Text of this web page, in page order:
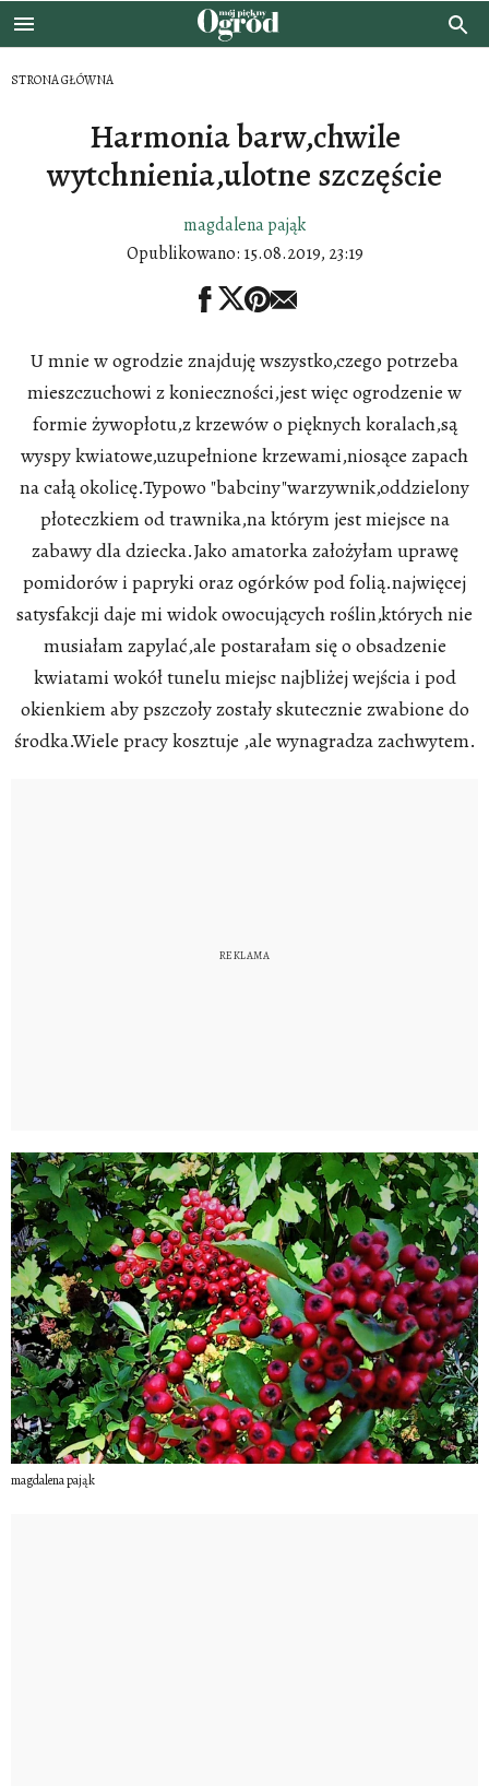
STRONA GŁÓWNA
Harmonia barw,chwile
wytchnienia,ulotne szczęście
magdalena pająk
Opublikowano: 15.08.2019, 23:19
U mnie w ogrodzie znajduję wszystko,czego potrzeba
mieszczuchowi z konieczności,jest więc ogrodzenie w
formie żywopłotu,z krzewów o pięknych koralach,są
wyspy kwiatowe,uzupełnione krzewami,niosące zapach
na całą okolicę.Typowo "babciny"warzywnik,oddzielony
płoteczkiem od trawnika,na którym jest miejsce na
zabawy dla dziecka.Jako amatorka założyłam uprawę
pomidorów i papryki oraz ogórków pod folią.najwięcej
satysfakcji daje mi widok owocujących roślin,których nie
musiałam zapylać,ale postarałam się o obsadzenie
kwiatami wokół tunelu miejsc najbliżej wejścia i pod
okienkiem aby pszczoły zostały skutecznie zwabione do
środka.Wiele pracy kosztuje ,ale wynagradza zachwytem.
magdalena pająk